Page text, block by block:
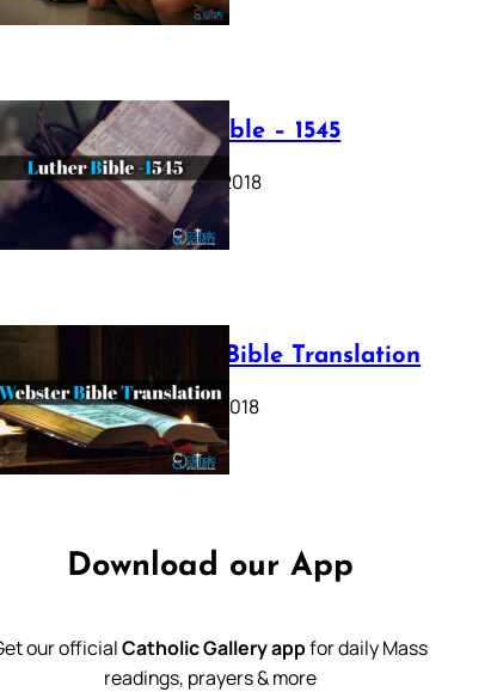
Luther Bible – 1545
October 17, 2018
Webster Bible Translation
October 11, 2018
Download our App
our officialCatholic Gallery appfor daily Mass
readings, prayers & more